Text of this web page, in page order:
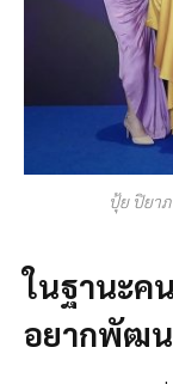
ปุ้ย ปิยา
ในฐานะค
อยากพัฒ